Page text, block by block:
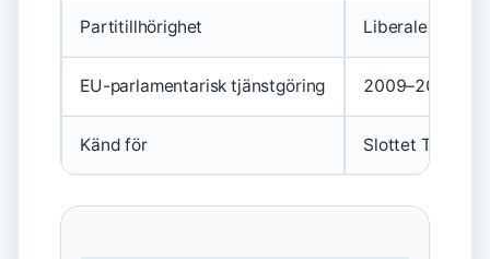
Partitillhörighet Liberalerna
EU-parlamentarisk tjänstgöring 2009–2019
Känd för Slottet